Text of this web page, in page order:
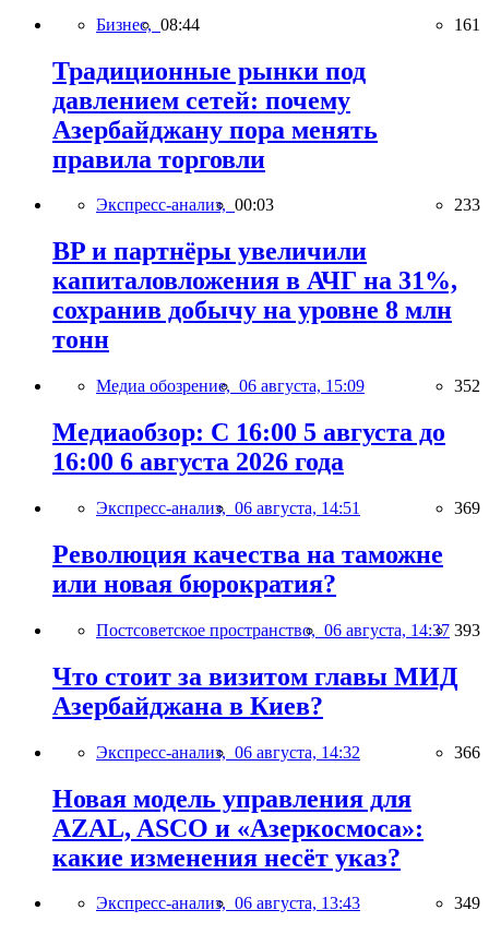
Бизнес, 08:44 161
Традиционные рынки под
давлением сетей: почему
Азербайджану пора менять
правила торговли
Экспресс-анализ, 00:03 233
BP и партнёры увеличили
капиталовложения в АЧГ на 31%,
сохранив добычу на уровне 8 млн
тонн
Медиа обозрение, 06 августа, 15:09 352
Медиаобзор: С 16:00 5 августа до
16:00 6 августа 2026 года
Экспресс-анализ, 06 августа, 14:51 369
Революция качества на таможне
или новая бюрократия?
Постсоветское пространство, 06 августа, 14:37 393
Что стоит за визитом главы МИД
Азербайджана в Киев?
Экспресс-анализ, 06 августа, 14:32 366
Новая модель управления для
AZAL, ASCO и «Азеркосмоса»:
какие изменения несёт указ?
Экспресс-анализ, 06 августа, 13:43 349